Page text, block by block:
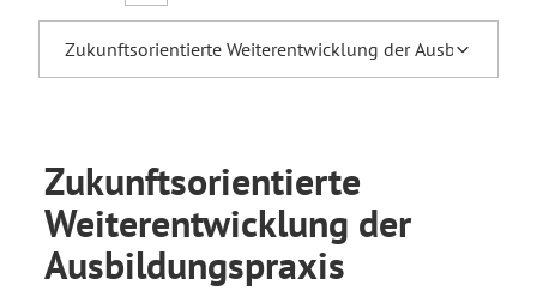
Zukunftsorientierte
Weiterentwicklung der
Ausbildungspraxis